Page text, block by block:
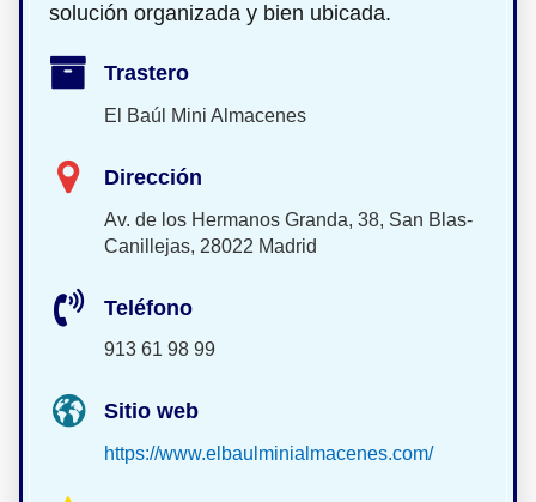
solución organizada y bien ubicada.
Trastero
El Baúl Mini Almacenes
Dirección
Av. de los Hermanos Granda, 38, San Blas-
Canillejas, 28022 Madrid
Teléfono
913 61 98 99
Sitio web
https://www.elbaulminialmacenes.com/